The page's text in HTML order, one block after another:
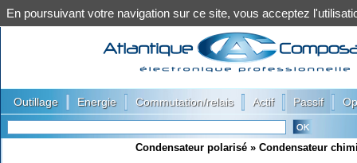
Outillage Energie Commutation/relais Actif Passif
Condensateur polarisé » Condensateur
En poursuivant votre navigation sur ce site, vous acceptez